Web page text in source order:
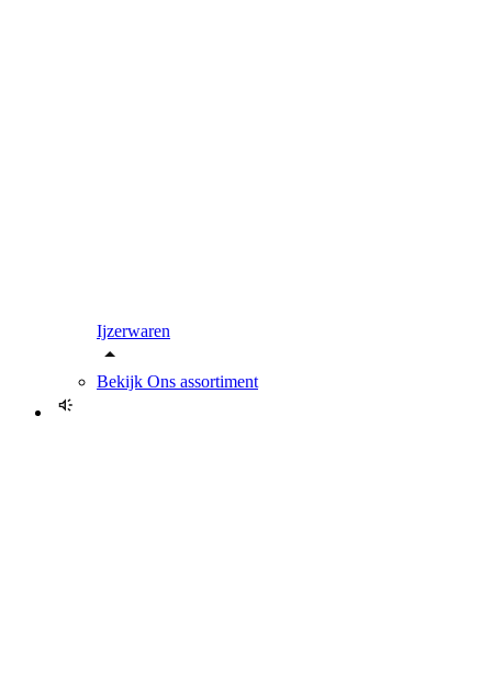
Ijzerwaren
Bekijk Ons assortiment